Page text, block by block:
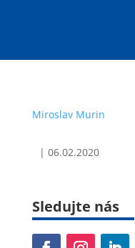
Miroslav Murin
| 06.02.2020
Sledujte nás